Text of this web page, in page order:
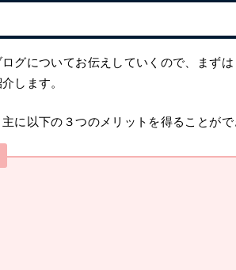
グについてお伝えしていくので、まず
します。
に以下の３つのメリットを得ることがで